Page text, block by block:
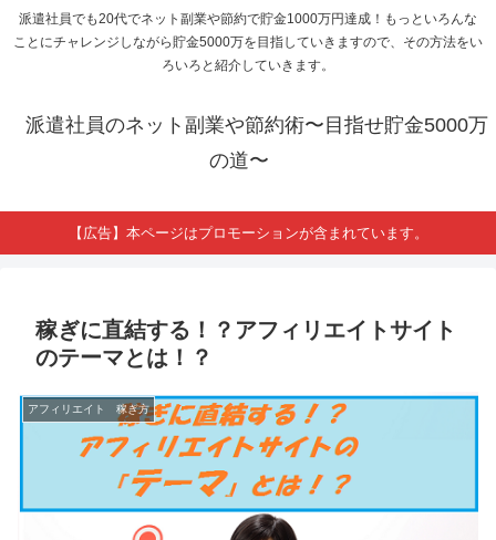
派遣社員でも20代でネット副業や節約で貯金1000万円達成！もっといろんな
ことにチャレンジしながら貯金5000万を目指していきますので、その方法をい
ろいろと紹介していきます。
派遣社員のネット副業や節約術〜目指せ貯金5000万
の道〜
【広告】本ページはプロモーションが含まれています。
稼ぎに直結する！？アフィリエイトサイト
のテーマとは！？
アフィリエイト 稼ぎ方